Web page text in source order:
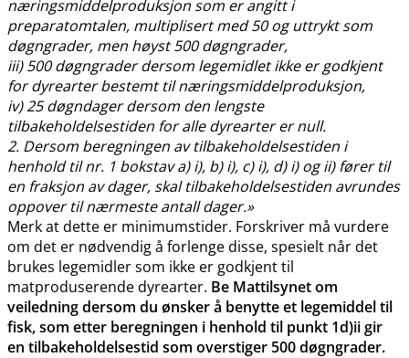
næringsmiddelproduksjon som er angitt i
preparatomtalen, multiplisert med 50 og uttrykt som
døgngrader, men høyst 500 døgngrader,
iii) 500 døgngrader dersom legemidlet ikke er godkjent
for dyrearter bestemt til næringsmiddelproduksjon,
iv) 25 døgndager dersom den lengste
tilbakeholdelsestiden for alle dyrearter er null.
2. Dersom beregningen av tilbakeholdelsestiden i
henhold til nr. 1 bokstav a) i), b) i), c) i), d) i) og ii) fører til
en fraksjon av dager, skal tilbakeholdelsestiden avrundes
oppover til nærmeste antall dager.»
Merk at dette er minimumstider. Forskriver må vurdere
om det er nødvendig å forlenge disse, spesielt når det
brukes legemidler som ikke er godkjent til
matproduserende dyrearter. Be Mattilsynet om
veiledning dersom du ønsker å benytte et legemiddel til
fisk, som etter beregningen i henhold til punkt 1d)ii gir
en tilbakeholdelsestid som overstiger 500 døgngrader.